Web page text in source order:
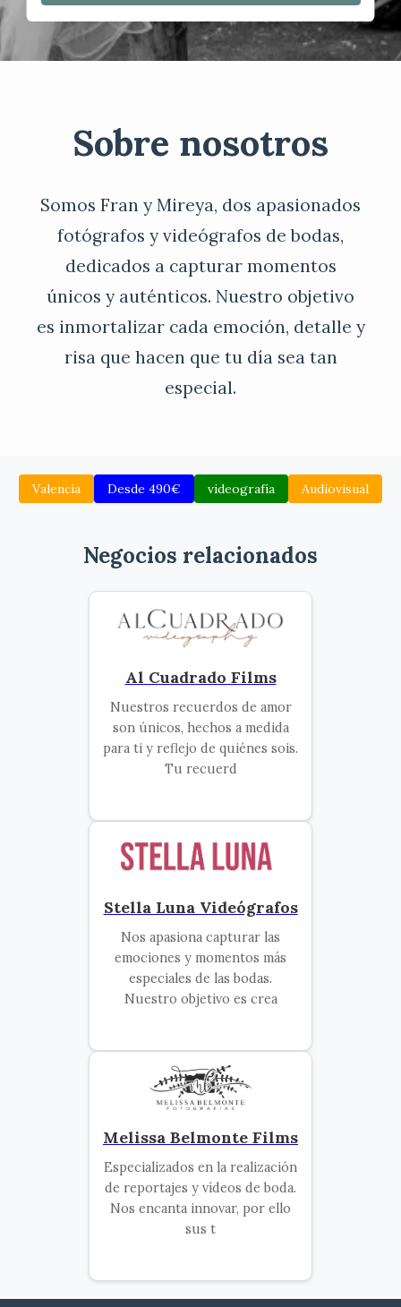
Sobre nosotros
Somos Fran y Mireya, dos apasionados
fotógrafos y videógrafos de bodas,
dedicados a capturar momentos
únicos y auténticos. Nuestro objetivo
es inmortalizar cada emoción, detalle y
risa que hacen que tu día sea tan
especial.
Valencia Desde 490€ videografía Audiovisual
Negocios relacionados
Al Cuadrado Films
Nuestros recuerdos de amor
son únicos, hechos a medida
para ti y reflejo de quiénes sois.
Tu recuerd
Stella Luna Videógrafos
Nos apasiona capturar las
emociones y momentos más
especiales de las bodas.
Nuestro objetivo es crea
Melissa Belmonte Films
Especializados en la realización
de reportajes y vídeos de boda.
Nos encanta innovar, por ello
sus t